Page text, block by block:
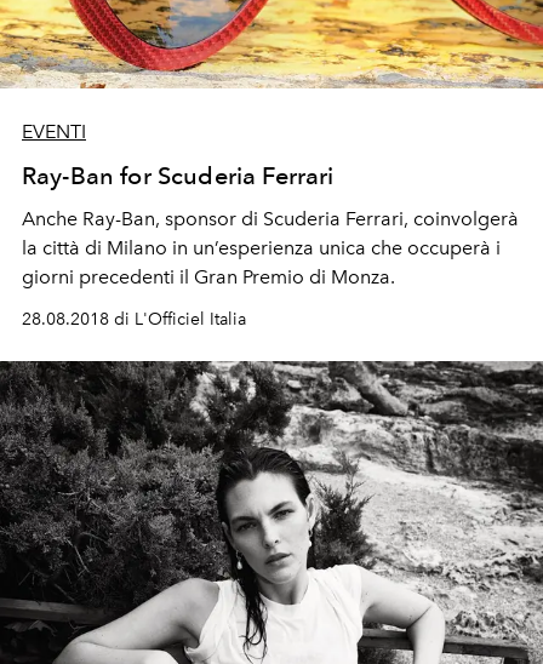
EVENTI
Ray-Ban for Scuderia Ferrari
Anche Ray-Ban, sponsor di Scuderia Ferrari, coinvolgerà
la città di Milano in un’esperienza unica che occuperà i
giorni precedenti il Gran Premio di Monza.
28.08.2018 di L'Officiel Italia